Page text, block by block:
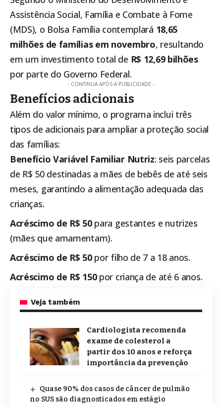
Assistência Social, Família e Combate à Fome
(MDS), o Bolsa Família contemplará 18,65
milhões de famílias em novembro, resultando
em um investimento total de R$ 12,69 bilhões
por parte do Governo Federal.
- CONTINUA APÓS A PUBLICIDADE -
Benefícios adicionais
Além do valor mínimo, o programa inclui três
tipos de adicionais para ampliar a proteção social
das famílias:
Benefício Variável Familiar Nutriz: seis parcelas
de R$ 50 destinadas a mães de bebês de até seis
meses, garantindo a alimentação adequada das
crianças.
Acréscimo de R$ 50para gestantes e nutrizes
(mães que amamentam).
Acréscimo de R$ 50por filho de 7 a 18 anos.
Acréscimo de R$ 150por criança de até 6 anos.
Veja também
Cardiologista recomenda
exame de colesterol a
partir dos 10 anos e reforça
importância da prevenção
Quase 90% dos casos de câncer de pulmão
no SUS são diagnosticados em estágio